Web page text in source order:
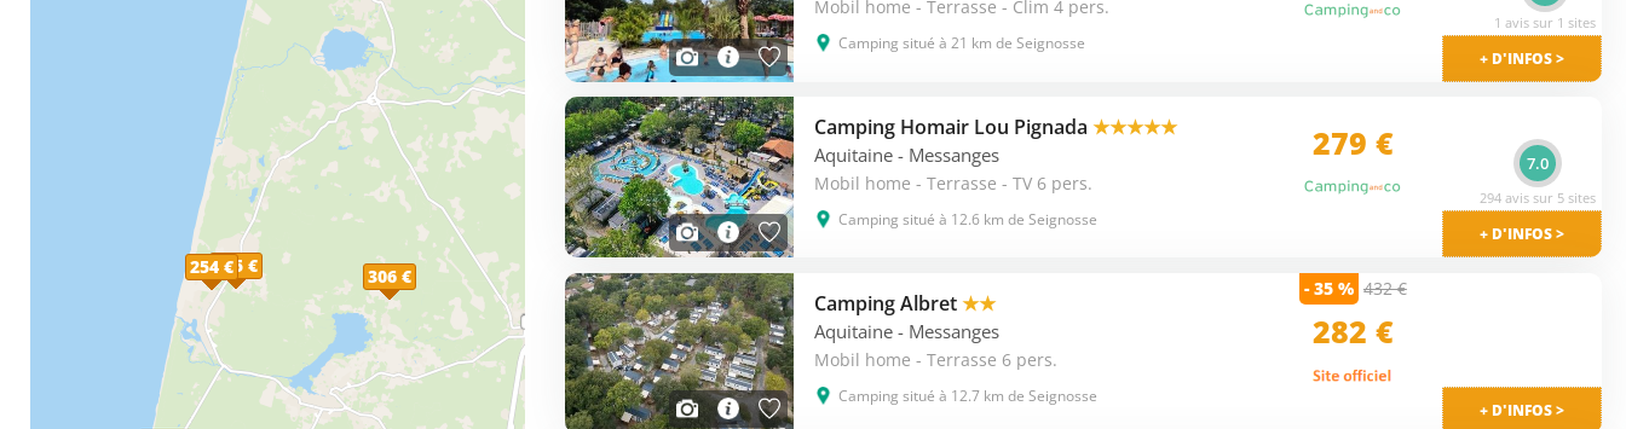
254 €255 € 306 €
Mobil home - Terrasse - Clim 4 pers.
Camping situé à 21 km de Seignosse
+ D'INFOS >
1 avis sur 1 sites
Camping Homair Lou Pignada★★★★★
Aquitaine - Messanges
Mobil home - Terrasse - TV 6 pers.
Camping situé à 12.6 km de Seignosse
279 €
+ D'INFOS >
7.0
294 avis sur 5 sites
Camping Albret★★
Aquitaine - Messanges
Mobil home - Terrasse 6 pers.
Camping situé à 12.7 km de Seignosse
- 35 % 432 €
282 €
+ D'INFOS >